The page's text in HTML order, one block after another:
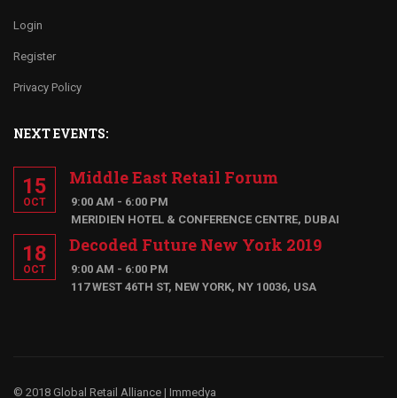
Login
Register
Privacy Policy
NEXT EVENTS:
15
OCT
Middle East Retail Forum
9:00 AM - 6:00 PM
MERIDIEN HOTEL & CONFERENCE CENTRE, DUBAI
18
OCT
Decoded Future New York 2019
9:00 AM - 6:00 PM
117 WEST 46TH ST, NEW YORK, NY 10036, USA
© 2018 Global Retail Alliance | Immedya